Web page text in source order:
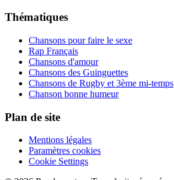
Thématiques
Chansons pour faire le sexe
Rap Français
Chansons d'amour
Chansons des Guinguettes
Chansons de Rugby et 3ème mi-temps
Chanson bonne humeur
Plan de site
Mentions légales
Paramètres cookies
Cookie Settings